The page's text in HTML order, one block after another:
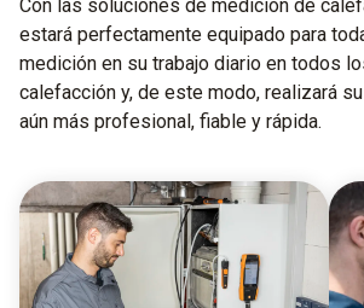
Con las soluciones de medición de
estará perfectamente equipado para
medición en su trabajo diario en todos
calefacción y, de este modo, realizará
aún más profesional, fiable y rápida.